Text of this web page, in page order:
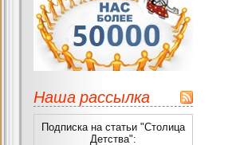
Наша рассылка
Подписка на статьи "Столица
Детства":